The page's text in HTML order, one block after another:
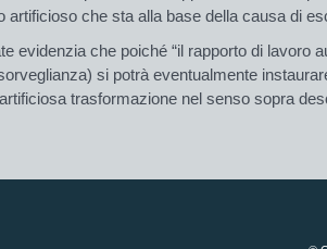
artificioso che sta alla base della causa di
evidenzia che poiché “il rapporto di lavoro
si potrà eventualmente
trasformazione nel senso sopra